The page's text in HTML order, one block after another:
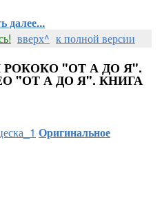
далее...
вверх^ к полной версии
"ОТ А ДО Я".
"ОТ А ДО Я". КНИГА
Оригинальное